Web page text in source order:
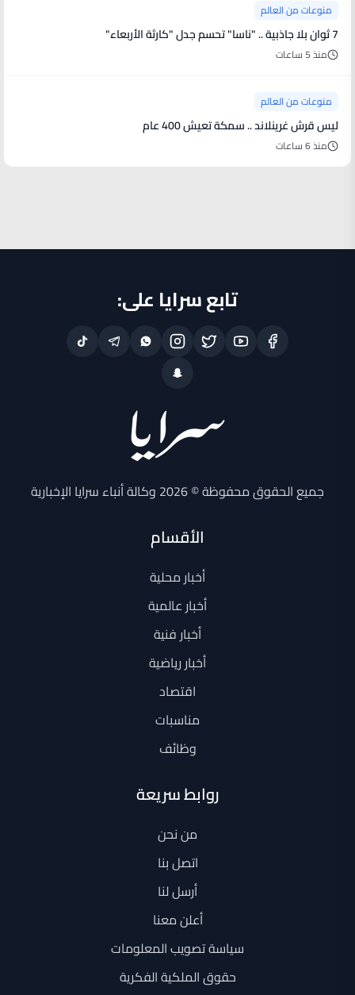
منوعات من العالم
7 ثوان بلا جاذبية .. "ناسا" تحسم جدل "كارثة الأربعاء"
منذ 5 ساعات
منوعات من العالم
ليس قرش غرينلاند .. سمكة تعيش 400 عام
منذ 6 ساعات
تابع سرايا على:
جميع الحقوق محفوظة © 2026 وكالة أنباء سرايا الإخبارية
الأقسام
أخبار محلية
أخبار عالمية
أخبار فنية
أخبار رياضية
اقتصاد
مناسبات
وظائف
روابط سريعة
من نحن
اتصل بنا
أرسل لنا
أعلن معنا
سياسة تصويب المعلومات
حقوق الملكية الفكرية